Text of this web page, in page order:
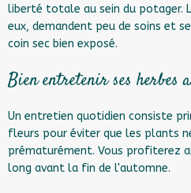
liberté totale au sein du potager.
eux, demandent peu de soins et
coin sec bien exposé.
Bien entretenir ses herbes
Un entretien quotidien consiste
fleurs pour éviter que les plants
prématurément. Vous profiterez
long avant la fin de l'automne.